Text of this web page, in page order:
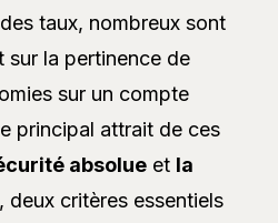
taux, nombreux sont
sur la pertinence de
sur un compte
principal attrait de ces
absolue et la
, deux critères essentiels